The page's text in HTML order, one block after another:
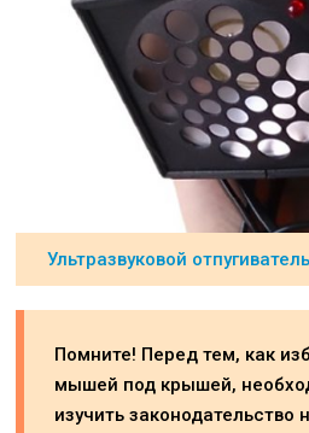
Ультразвуковой
Помните! Перед тем, как
мышей под крышей,
изучить законодательство